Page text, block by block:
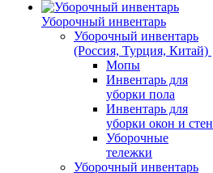
Уборочный инвентарь
Уборочный инвентарь
(Россия, Турция, Китай)
Мопы
Инвентарь для
уборки пола
Инвентарь для
уборки окон и стен
Уборочные
тележки
Уборочный инвентарь